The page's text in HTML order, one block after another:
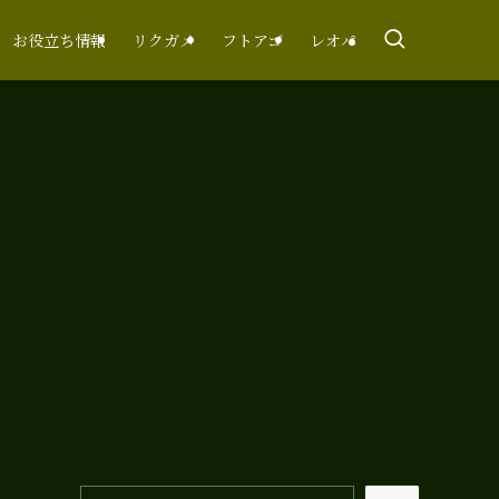
お役立ち情報 リクガメ フトアゴ レオパ